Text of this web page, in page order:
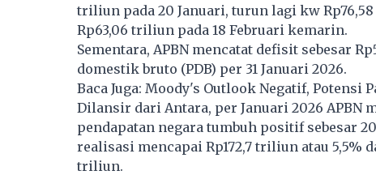
triliun pada 20 Januari, turun lagi kw
Rp63,06 triliun pada 18 Februari kemarin.
Sementara, APBN mencatat defisit sebesar
domestik bruto (PDB) per 31 Januari 2026.
Baca Juga: Moody's Outlook Negatif, Potensi
Dilansir dari Antara, per Januari 2026 APBN
pendapatan negara tumbuh positif sebesar
realisasi mencapai Rp172,7 triliun atau 5,5%
triliun.